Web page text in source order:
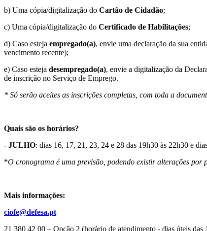
b) Uma cópia/digitalização do Cartão de Cidadão;
c) Uma cópia/digitalização do Certificado de Habilitações;
d) Caso esteja empregado(a), envie uma declaração da sua
vencimento recente);
e) Caso esteja desempregado(a), envie a digitalização da
de inscrição no Serviço de Emprego.
* Só serão aceites as inscrições completas, com toda a
Quais são os horários?
- JULHO: dias 16, 17, 21, 23, 24 e 28 das 19h30 às 22h30 e
*O cronograma é uma previsão, podendo existir alterações por
Mais informações:
ciofe@defesa.pt
21 380 42 00 – Opção 2 (horário de atendimento - dias úteis das